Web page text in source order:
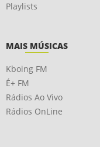
Playlists
MAIS MÚSICAS
Kboing FM
É+ FM
Rádios Ao Vivo
Rádios OnLine